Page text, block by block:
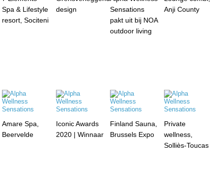
Spa & Lifestyle
resort, Sociteni
design
Sensations
pakt uit bij NOA
outdoor living
Anji County
Amare Spa,
Beervelde
Iconic Awards
2020 | Winnaar
Finland Sauna,
Brussels Expo
Private
wellness,
Solliès-Toucas